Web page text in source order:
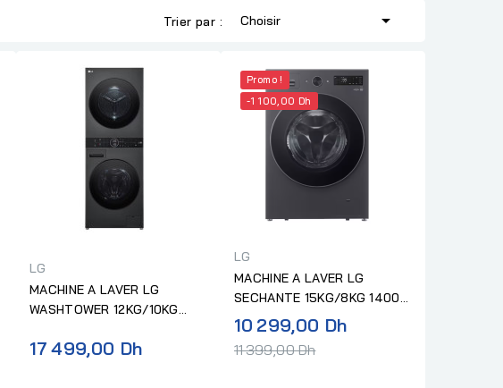
Trier par : Choisir 
LG
MACHINE A LAVER LG
WASHTOWER 12KG/10KG
17 499,00 Dh
Promo !
-1 100,00 Dh
LG
MACHINE A LAVER LG
SECHANTE 15KG/8KG 1400T
INOX
10 299,00 DhPrix
11 399,00 Dh